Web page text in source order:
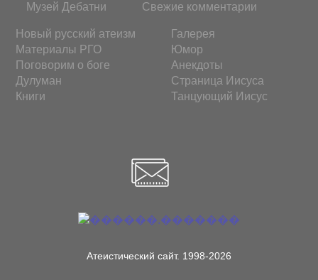
Музей Дебатни
Свежие комментарии
Новый русский атеизм
Материалы РГО
Поговорим о боге
Дулуман
Книги
Галерея
Юмор
Анекдоты
Страница Иисуса
Танцующий Иисус
Атеистический сайт. 1998-2026